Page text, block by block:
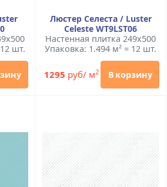
шт.
Люстер Селеста / Luster
Celeste WT9LST06
Настенная плитка 249x500
Упаковка: 1.494 м² = 12 шт.
1295 руб/ м2 В корзину